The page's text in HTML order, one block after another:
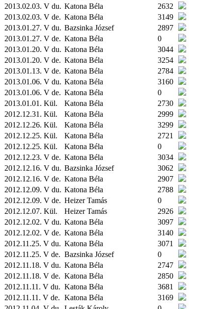
2013.02.03. V du. Katona Béla
2632
2013.02.03. V de. Katona Béla
3149
2013.01.27. V du. Bazsinka József
2897
2013.01.27. V de. Katona Béla
0
2013.01.20. V du. Katona Béla
3044
2013.01.20. V de. Katona Béla
3254
2013.01.13. V de. Katona Béla
2784
2013.01.06. V du. Katona Béla
3160
2013.01.06. V de. Katona Béla
0
2013.01.01. Kül. Katona Béla
2730
2012.12.31. Kül. Katona Béla
2999
2012.12.26. Kül. Katona Béla
3299
2012.12.25. Kül. Katona Béla
2721
2012.12.25. Kül. Katona Béla
0
2012.12.23. V de. Katona Béla
3034
2012.12.16. V du. Bazsinka József
3062
2012.12.16. V de. Katona Béla
2907
2012.12.09. V du. Katona Béla
2788
2012.12.09. V de. Heizer Tamás
0
2012.12.07. Kül. Heizer Tamás
2926
2012.12.02. V du. Katona Béla
3097
2012.12.02. V de. Katona Béla
3140
2012.11.25. V du. Katona Béla
3071
2012.11.25. V de. Bazsinka József
0
2012.11.18. V du. Katona Béla
2747
2012.11.18. V de. Katona Béla
2850
2012.11.11. V du. Katona Béla
3681
2012.11.11. V de. Katona Béla
3169